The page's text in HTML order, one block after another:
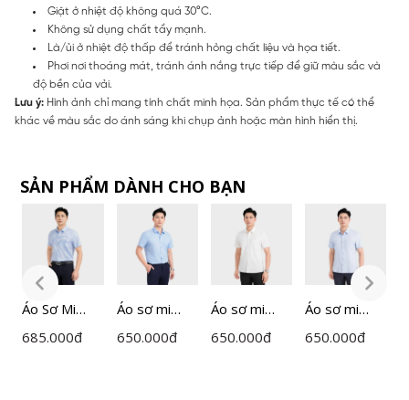
Giặt ở nhiệt độ không quá 30°C.
Không sử dụng chất tẩy mạnh.
Là/ủi ở nhiệt độ thấp để tránh hỏng chất liệu và họa tiết.
Phơi nơi thoáng mát, tránh ánh nắng trực tiếp để giữ màu sắc và
độ bền của vải.
Lưu ý: Hình ảnh chỉ mang tính chất minh họa. Sản phẩm thực tế có thể
khác về màu sắc do ánh sáng khi chụp ảnh hoặc màn hình hiển thị.
SẢN PHẨM DÀNH CHO BẠN
Áo Sơ Mi
Nam Kẻ
685.000đ
Áo sơ mi
ngắn tay
650.000đ
Áo sơ mi
ngắn tay
650.000đ
Áo sơ mi
ngắn tay
650.000đ